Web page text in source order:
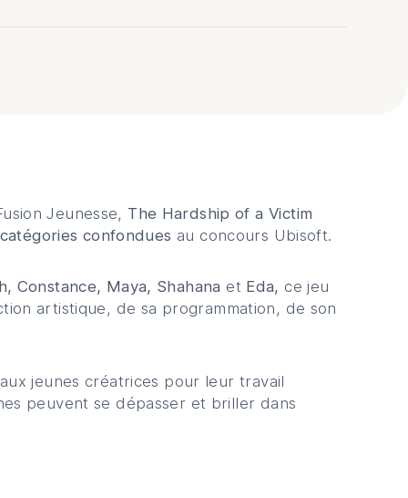
Jeunesse, The Hardship of a Victim
confondues au concours Ubisoft.
Constance, Maya, Shahana et Eda, ce jeu
artistique, de sa programmation, de son
jeunes créatrices pour leur travail
peuvent se dépasser et briller dans